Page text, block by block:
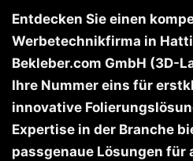
Entdecken Sie einen
Werbetechnikfirma in
Bekleber.com GmbH (3D-
Ihre Nummer eins für
innovative
Expertise in der Branche
passgenaue Lösungen für